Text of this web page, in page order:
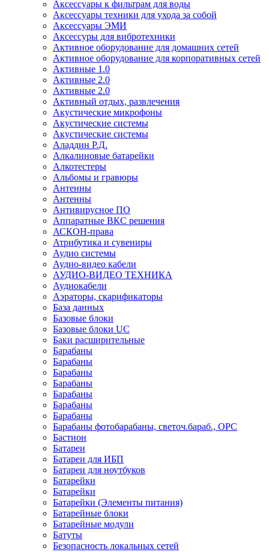
Аксессуары к фильтрам для воды
Аксессуары техники для ухода за собой
Аксессуары ЭМИ
Аксессуры для вибротехники
Активное оборудование для домашних сетей
Активное оборудование для корпоративных сетей
Активные 1.0
Активные 2.0
Активные 2.0
Активный отдых, развлечения
Акустические микрофоны
Акустические системы
Акустические системы
Аладдин Р.Д.
Алкалиновые батарейки
Алкотестеры
Альбомы и гравюры
Антенны
Антенны
Антивирусное ПО
Аппаратные ВКС решения
АСКОН-права
Атрибутика и сувениры
Аудио системы
Аудио-видео кабели
АУДИО-ВИДЕО ТЕХНИКА
Аудиокабели
Аэраторы, скарификаторы
База данных
Базовые блоки
Базовые блоки UC
Баки расширительные
Барабаны
Барабаны
Барабаны
Барабаны
Барабаны
Барабаны
Барабаны
Барабаны фотобарабаны, светоч.бараб., OPC
Бастион
Батареи
Батареи для ИБП
Батареи для ноутбуков
Батарейки
Батарейки
Батарейки (Элементы питания)
Батарейные блоки
Батарейные модули
Батуты
Безопасность локальных сетей